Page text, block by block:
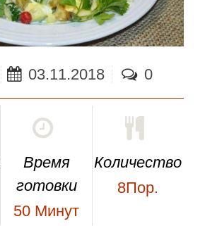
03.11.2018 0
Время
готовки
50 Минут
Количество
8Пор.